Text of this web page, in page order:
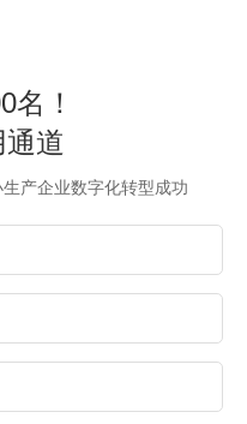
名！
道
产企业数字化转型成功